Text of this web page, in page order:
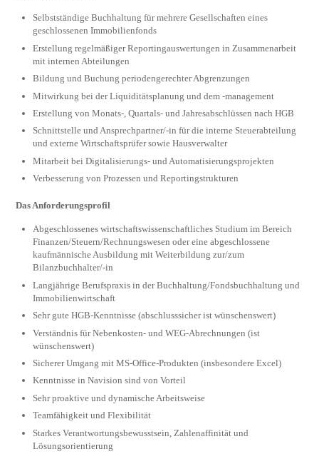
Selbstständige Buchhaltung für mehrere Gesellschaften eines
geschlossenen Immobilienfonds
Erstellung regelmäßiger Reportingauswertungen in Zusammenarbeit
mit internen Abteilungen
Bildung und Buchung periodengerechter Abgrenzungen
Mitwirkung bei der Liquiditätsplanung und dem -management
Erstellung von Monats-, Quartals- und Jahresabschlüssen nach HGB
Schnittstelle und Ansprechpartner/-in für die interne Steuerabteilung
und externe Wirtschaftsprüfer sowie Hausverwalter
Mitarbeit bei Digitalisierungs- und Automatisierungsprojekten
Verbesserung von Prozessen und Reportingstrukturen
Das Anforderungsprofil
Abgeschlossenes wirtschaftswissenschaftliches Studium im Bereich
Finanzen/Steuern/Rechnungswesen oder eine abgeschlossene
kaufmännische Ausbildung mit Weiterbildung zur/zum
Bilanzbuchhalter/-in
Langjährige Berufspraxis in der Buchhaltung/Fondsbuchhaltung und
Immobilienwirtschaft
Sehr gute HGB-Kenntnisse (abschlusssicher ist wünschenswert)
Verständnis für Nebenkosten- und WEG-Abrechnungen (ist
wünschenswert)
Sicherer Umgang mit MS-Office-Produkten (insbesondere Excel)
Kenntnisse in Navision sind von Vorteil
Sehr proaktive und dynamische Arbeitsweise
Teamfähigkeit und Flexibilität
Starkes Verantwortungsbewusstsein, Zahlenaffinität und
Lösungsorientierung